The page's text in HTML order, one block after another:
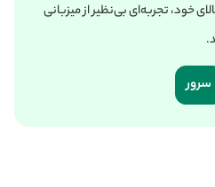
خود، تجربه‌ای بی‌نظیر از میزبانی
سرور